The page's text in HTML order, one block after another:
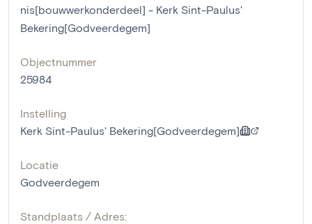
nis[bouwwerkonderdeel] - Kerk Sint-Paulus'
Bekering[Godveerdegem]
Objectnummer
25984
Instelling
Kerk Sint-Paulus' Bekering[Godveerdegem]
Locatie
Godveerdegem
Standplaats / Adres: